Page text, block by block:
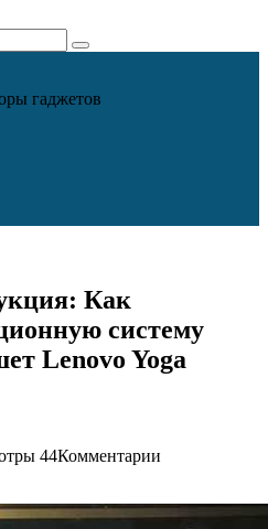
гаджетов
Как
систему
Lenovo Yoga
44Комментарии